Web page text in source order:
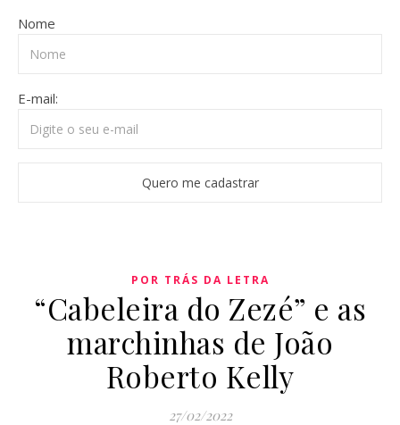
Nome
E-mail:
POR TRÁS DA LETRA
“Cabeleira do Zezé” e as
marchinhas de João
Roberto Kelly
27/02/2022